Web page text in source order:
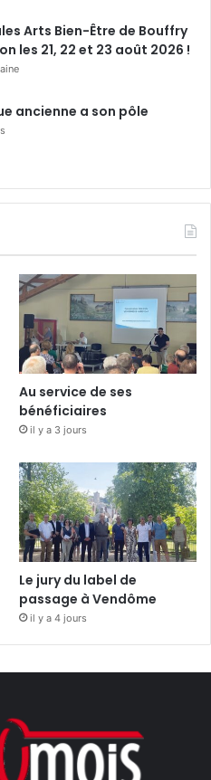
Arts Bien-Être de Bouffry
les 21, 22 et 23 août 2026 !
ancienne a son pôle
Au service de ses
bénéficiaires
il y a 3 jours
Le jury du label de
passage à Vendôme
il y a 4 jours